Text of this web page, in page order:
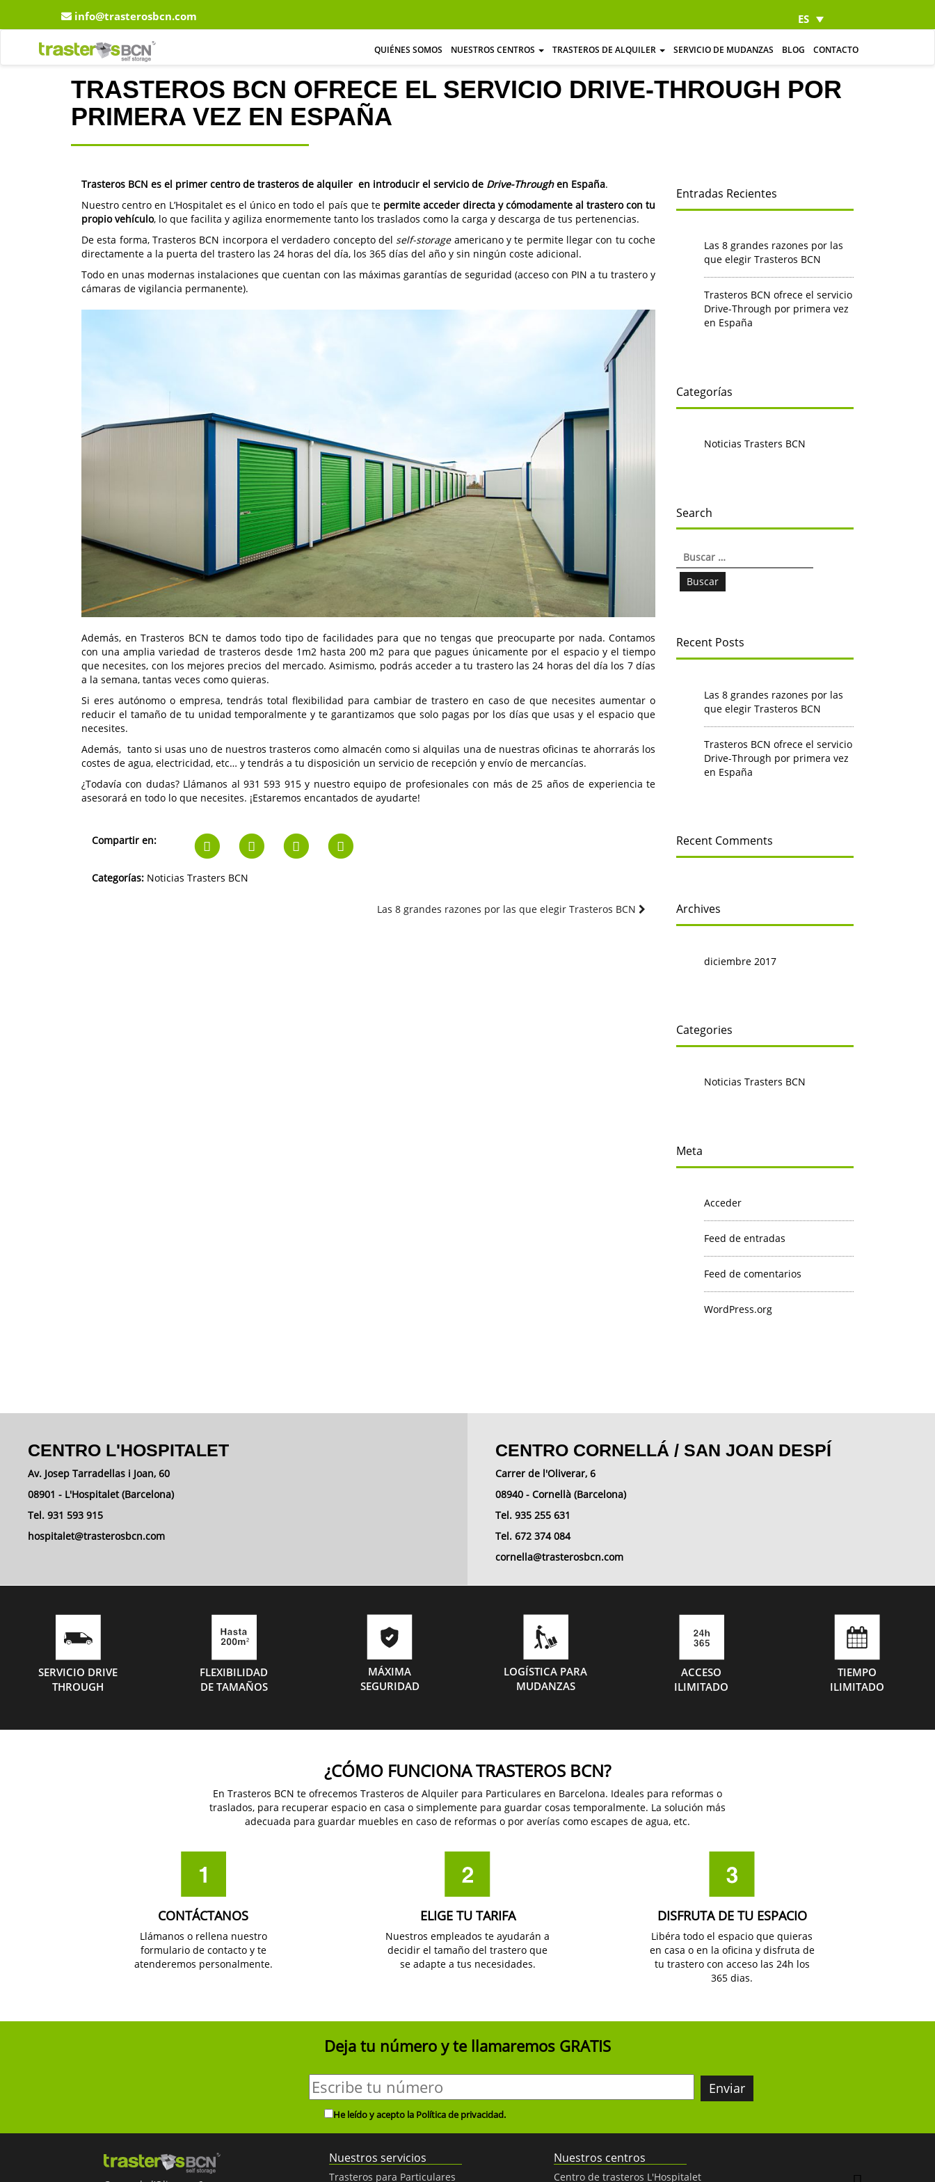
info@trasterosbcn.com ES
QUIÉNES SOMOS NUESTROS CENTROS TRASTEROS DE ALQUILER SERVICIO DE MUDANZAS BLOG CONTACTO
TRASTEROS BCN OFRECE EL SERVICIO DRIVE-THROUGH POR
PRIMERA VEZ EN ESPAÑA
Trasteros BCN es el primer centro de trasteros de alquiler en introducir el servicio de Drive-Throughen España.
Nuestrocentro en L’Hospitalet es el único en todo el país que te permite acceder directa y cómodamente al trastero con tu
propio vehículo, lo que facilita y agiliza enormemente tanto los traslados como la carga y descarga de tus pertenencias.
De esta forma, Trasteros BCN incorpora el verdadero concepto del self-storageamericano y te permite llegar con tu coche
directamente a la puerta del trastero las 24 horas del día, los 365 días del año y sin ningún coste adicional.
Todo en unas modernas instalaciones que cuentan con las máximas garantías de seguridad (acceso con PIN a tu trastero y
cámaras de vigilancia permanente).
Además, en Trasteros BCN te damos todo tipo de facilidades para que no tengas que preocuparte por nada. Contamos
con una amplia variedad de trasteros desde 1m2 hasta 200 m2 para que pagues únicamente por el espacio y el tiempo
que necesites, con los mejores precios del mercado. Asimismo, podrás acceder a tu trastero las 24 horas del día los 7 días
a la semana, tantas veces como quieras.
Si eres autónomo o empresa, tendrás total flexibilidad para cambiar de trastero en caso de que necesites aumentar o
reducir el tamaño de tu unidad temporalmente y te garantizamos que solo pagas por los días que usas y el espacio que
necesites.
Además, tanto si usas uno de nuestros trasteros como almacén como sialquilas una de nuestras oficinas te ahorrarás los
costes de agua, electricidad, etc… y tendrás a tu disposición un servicio de recepción y envío de mercancías.
¿Todavía con dudas? Llámanos al 931 593 915 y nuestro equipo de profesionales con más de 25 años de experiencia te
asesorará en todo lo que necesites. ¡Estaremos encantados de ayudarte!
Compartir en:
Categorías: Noticias Trasters BCN
Las 8 grandes razones por las que elegir Trasteros BCN
Entradas Recientes
Las 8 grandes razones por las
que elegir Trasteros BCN
Trasteros BCN ofrece el servicio
Drive-Through por primera vez
en España
Categorías
Noticias Trasters BCN
Search
Recent Posts
Las 8 grandes razones por las
que elegir Trasteros BCN
Trasteros BCN ofrece el servicio
Drive-Through por primera vez
en España
Recent Comments
Archives
diciembre 2017
Categories
Noticias Trasters BCN
Meta
Acceder
Feed de entradas
Feed de comentarios
WordPress.org
CENTRO L'HOSPITALET
Av. Josep Tarradellas i Joan, 60
08901 - L'Hospitalet (Barcelona)
Tel. 931 593 915
hospitalet@trasterosbcn.com
CENTRO CORNELLÁ / SAN JOAN DESPÍ
Carrer de l'Oliverar, 6
08940 - Cornellà (Barcelona)
Tel. 935 255 631
Tel. 672 374 084
cornella@trasterosbcn.com
SERVICIO DRIVE
THROUGH
FLEXIBILIDAD
DE TAMAÑOS
MÁXIMA
SEGURIDAD
LOGÍSTICA PARA
MUDANZAS
ACCESO
ILIMITADO
TIEMPO
ILIMITADO
¿CÓMO FUNCIONA TRASTEROS BCN?
En Trasteros BCN te ofrecemos Trasteros de Alquiler para Particulares en Barcelona. Ideales para reformas o
traslados, para recuperar espacio en casa o simplemente para guardar cosas temporalmente. La solución más
adecuada para guardar muebles en caso de reformas o por averías como escapes de agua, etc.
CONTÁCTANOS
Llámanos o rellena nuestro
formulario de contacto y te
atenderemos personalmente.
ELIGE TU TARIFA
Nuestros empleados te ayudarán a
decidir el tamaño del trastero que
se adapte a tus necesidades.
DISFRUTA DE TU ESPACIO
Libéra todo el espacio que quieras
en casa o en la oficina y disfruta de
tu trastero con acceso las 24h los
365 dias.
Deja tu número y te llamaremos GRATIS
He leído y acepto la Política de privacidad.
Nuestros servicios
Trasteros para Particulares
Nuestros centros
Centro de trasteros L'Hospitalet